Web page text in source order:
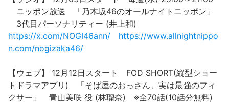
ニッポン放送 「乃木坂46のオールナイトニッポン」
3代目パーソナリティー (井上和)
https://x.com/NOGI46ann/
https://www.allnightnippo
n.com/nogizaka46/
【ウェブ】 12月12日スタート FOD SHORT(縦型ショー
トドラマアプリ) 「そば屋のおっさん、実は最強のフィ
クサー」 青山美咲 役 (林瑠奈) ※全70話(10話分無料)